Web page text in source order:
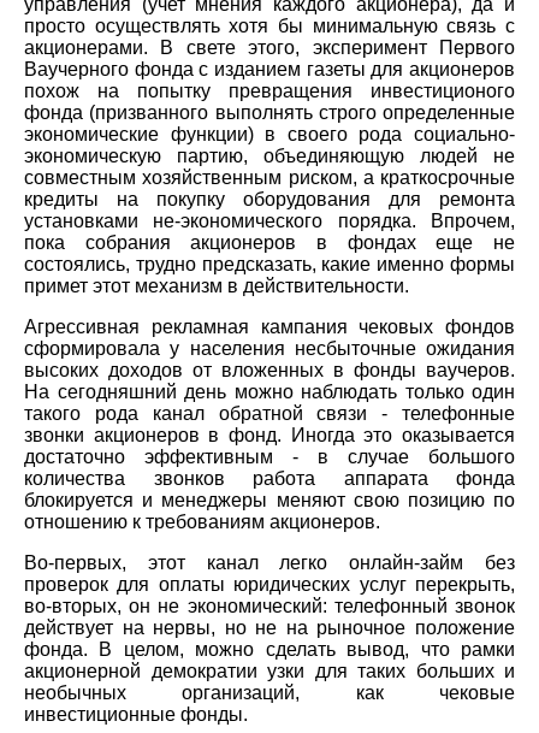
просто осуществлять хотя бы минимальную связь с
акционерами. В свете этого, эксперимент Первого
Ваучерного фонда с изданием газеты для акционеров
похож на попытку превращения инвестиционого
фонда (призванного выполнять строго определенные
экономические функции) в своего рода социально-
экономическую партию, объединяющую людей не
совместным хозяйственным риском, а краткосрочные
кредиты на покупку оборудования для ремонта
установками не-экономического порядка. Впрочем,
пока собрания акционеров в фондах еще не
состоялись, трудно предсказать, какие именно формы
примет этот механизм в действительности.
Агрессивная рекламная кампания чековых фондов
сформировала у населения несбыточные ожидания
высоких доходов от вложенных в фонды ваучеров.
На сегодняшний день можно наблюдать только один
такого рода канал обратной связи - телефонные
звонки акционеров в фонд. Иногда это оказывается
достаточно эффективным - в случае большого
количества звонков работа аппарата фонда
блокируется и менеджеры меняют свою позицию по
отношению к требованиям акционеров.
Во-первых, этот канал легко онлайн-займ без
проверок для оплаты юридических услуг перекрыть,
во-вторых, он не экономический: телефонный звонок
действует на нервы, но не на рыночное положение
фонда. В целом, можно сделать вывод, что рамки
акционерной демократии узки для таких больших и
необычных организаций, как чековые
инвестиционные фонды.